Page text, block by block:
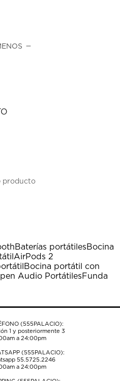
producto
Baterías portátilesBocina
AirPods 2
Bocina portátil con
Audio PortátilesFunda
(555PALACIO):
1 y posteriormente 3
a 24:00pm
(555PALACIO):
55.5725.2246
a 24:00pm